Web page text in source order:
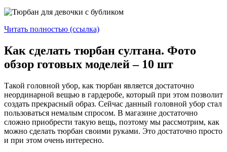
Читать полностью (ссылка)
Как сделать тюрбан султана. Фото
обзор готовых моделей – 10 шт
Такой головной убор, как тюрбан является достаточно
неординарной вещью в гардеробе, который при этом позволит
создать прекрасный образ. Сейчас данный головной убор стал
пользоваться немалым спросом. В магазине достаточно
сложно приобрести такую вещь, поэтому мы рассмотрим, как
можно сделать тюрбан своими руками. Это достаточно просто
и при этом очень интересно.